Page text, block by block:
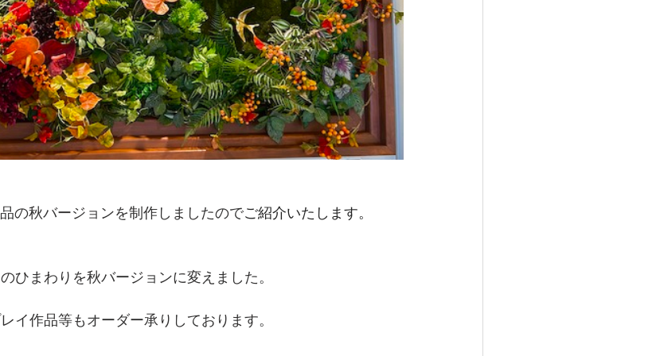
の秋バージョンを制作しましたのでご紹介いたします。
ひまわりを秋バージョンに変えました。
イ作品等もオーダー承りしております。